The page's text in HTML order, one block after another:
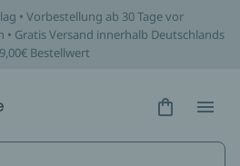
• Vorbestellung ab 30 Tage vor
Gratis Versand innerhalb Deutschlands
Bestellwert
Hidden